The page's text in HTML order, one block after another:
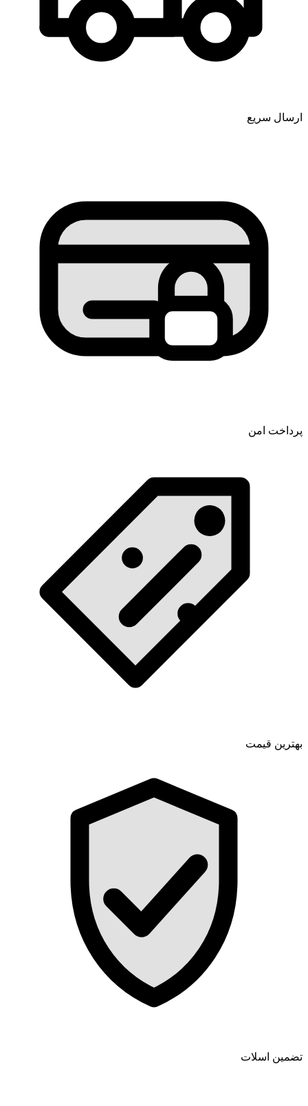
ارسال سریع
پرداخت امن
بهترین قیمت
تضمین اسلات